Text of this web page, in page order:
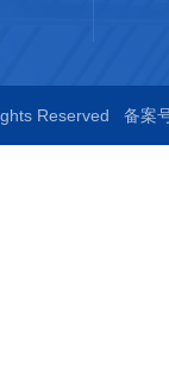
Reserved 备案